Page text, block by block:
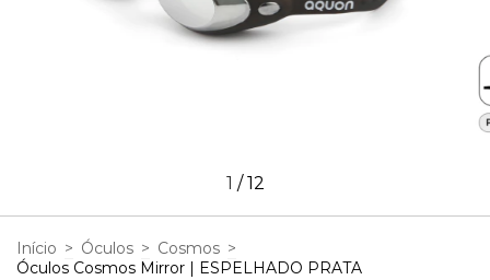
1 /12
Início > Óculos > Cosmos >
Óculos Cosmos Mirror | ESPELHADO PRATA